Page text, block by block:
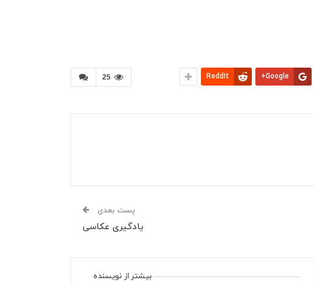
25 Google+
ReddIt
پست بعدی
یادگیری عکاسی
بیشتر از نویسنده